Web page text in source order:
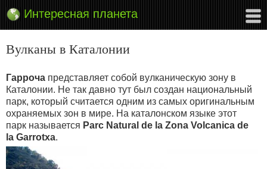
Интересная планета
Вулканы в Каталонии
Гарроча представляет собой вулканическую зону в
Каталонии. Не так давно тут был создан национальный
парк, который считается одним из самых оригинальным
охраняемых зон в мире. На каталонском языке этот
парк называется Parc Natural de la Zona Volcаnica de
la Garrotxa.